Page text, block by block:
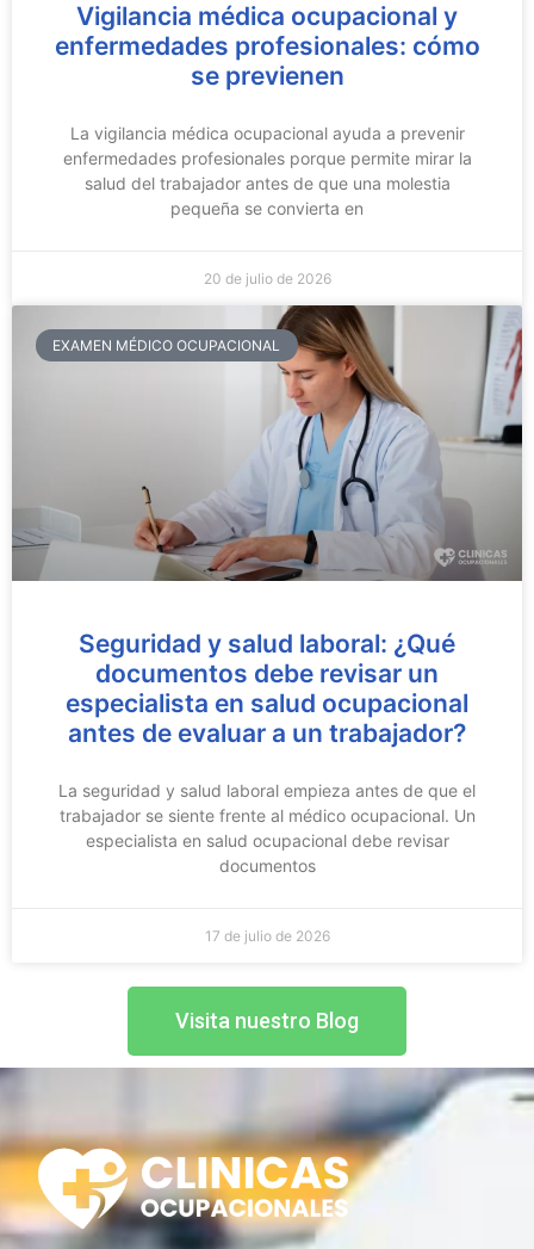
Vigilancia médica ocupacional y
enfermedades profesionales: cómo
se previenen
La vigilancia médica ocupacional ayuda a prevenir
enfermedades profesionales porque permite mirar la
salud del trabajador antes de que una molestia
pequeña se convierta en
20 de julio de 2026
EXAMEN MÉDICO OCUPACIONAL
Seguridad y salud laboral: ¿Qué
documentos debe revisar un
especialista en salud ocupacional
antes de evaluar a un trabajador?
La seguridad y salud laboral empieza antes de que el
trabajador se siente frente al médico ocupacional. Un
especialista en salud ocupacional debe revisar
documentos
17 de julio de 2026
Visita nuestro Blog